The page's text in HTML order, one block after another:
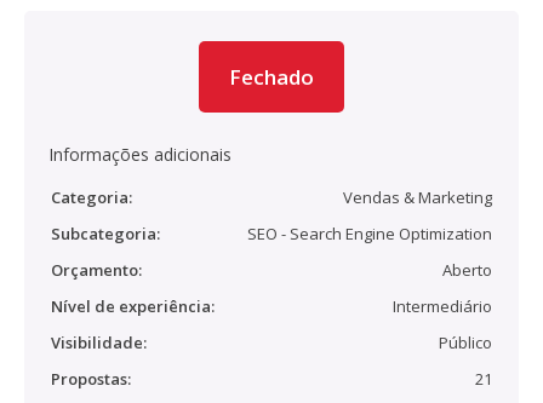
Fechado
Informações adicionais
Categoria:
Vendas & Marketing
Subcategoria:
SEO - Search Engine Optimization
Orçamento:
Aberto
Nível de experiência:
Intermediário
Visibilidade:
Público
Propostas:
21